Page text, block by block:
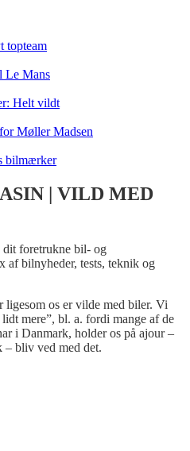
topteam
Le Mans
Helt vildt
Møller Madsen
bilmærker
| VILD MED
dit foretrukne bil- og
af bilnyheder, tests, teknik og
os er vilde med biler. Vi
mere”, bl. a. fordi mange af de
i Danmark, holder os på ajour –
– bliv ved med det.